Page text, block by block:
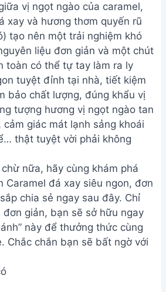
vị ngọt ngào của caramel,
xay và hương thơm quyến rũ
tạo nên một trải nghiệm khó
liệu đơn giản và một chút
toàn có thể tự tay làm ra ly
tuyệt đỉnh tại nhà, tiết kiệm
bảo chất lượng, đúng khẩu vị
tượng hương vị ngọt ngào tan
giác mát lạnh sảng khoái
thật tuyệt vời phải không
nữa, hãy cùng khám phá
Caramel đá xay siêu ngon, đơn
chia sẻ ngay sau đây. Chỉ
giản, bạn sẽ sở hữu ngay
này để thưởng thức cùng
Chắc chắn bạn sẽ bất ngờ với